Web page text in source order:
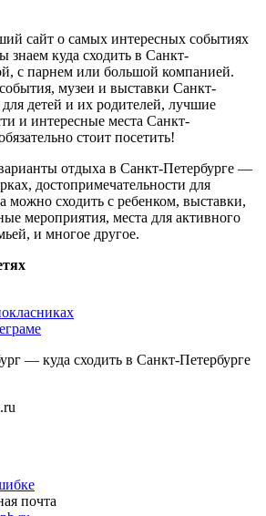
сайт о самых интересных событиях
знаем куда сходить в Санкт-
с парнем или большой компанией.
музеи и выставки Санкт-
детей и их родителей, лучшие
и интересные места Санкт-
стоит посетить!
отдыха в Санкт-Петербурге —
достопримечательности для
можно сходить с ребенком, выставки,
мероприятия, места для активного
и многое другое.
— куда сходить в Санкт-Петербурге
почта